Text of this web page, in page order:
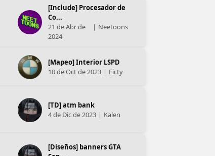
21 de Abr de
2024
| Neetoons
[Include] Procesador de
Co...
10 de Oct de 2023 | Ficty
[Mapeo] Interior LSPD
4 de Dic de 2023 | Kalen
[TD] atm bank
[Diseños] banners GTA